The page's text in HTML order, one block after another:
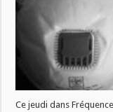
Ce jeudi dans